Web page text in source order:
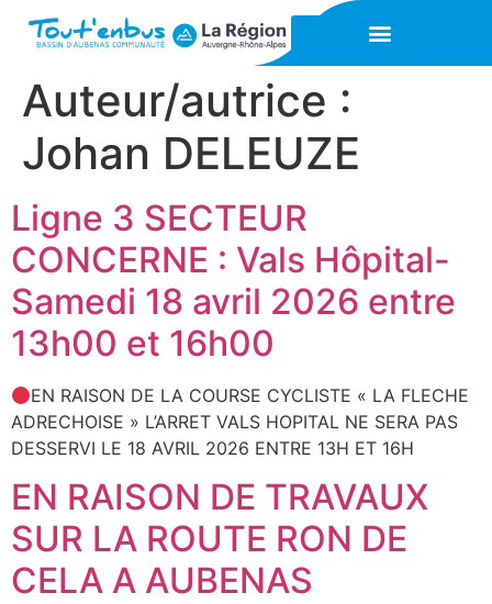
Auteur/autrice :
Johan DELEUZE
Ligne 3 SECTEUR
CONCERNE : Vals Hôpital-
Samedi 18 avril 2026 entre
13h00 et 16h00
EN RAISON DE LA COURSE CYCLISTE « LA FLECHE
ADRECHOISE » L’ARRET VALS HOPITAL NE SERA PAS
DESSERVI LE 18 AVRIL 2026 ENTRE 13H ET 16H
EN RAISON DE TRAVAUX
SUR LA ROUTE RON DE
CELA A AUBENAS